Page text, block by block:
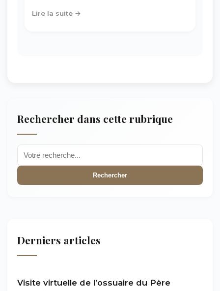
Lire la suite →
Rechercher dans cette rubrique
Rechercher
Derniers articles
Visite virtuelle de l’ossuaire du Père